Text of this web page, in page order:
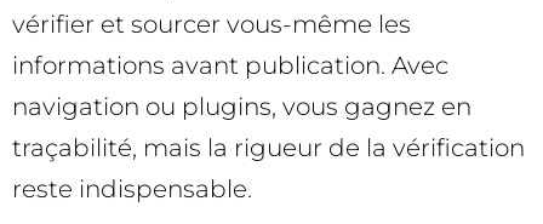
vérifier et sourcer vous-même les
informations avant publication. Avec
navigation ou plugins, vous gagnez en
traçabilité, mais la rigueur de la vérification
reste indispensable.